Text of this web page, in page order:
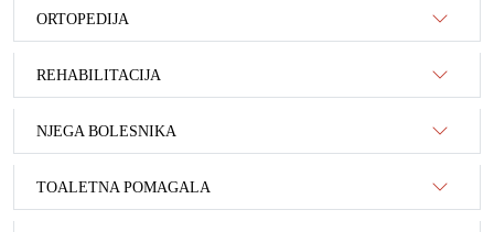
ORTOPEDIJA
REHABILITACIJA
NJEGA BOLESNIKA
TOALETNA POMAGALA